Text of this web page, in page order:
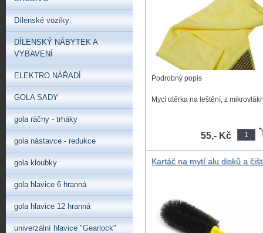
vlákna.prachovka z
Podrobný popis
Mycí utěrka na leštění, z
55,- Kč
Kartáč na mytí alu disků a
na mytí púduchú a alu kol
Dílenské vozíky
DÍLENSKÝ NÁBYTEK A
VYBAVENÍ
ELEKTRO NÁŘADÍ
GOLA SADY
gola ráčny - trháky
gola nástavce - redukce
gola kloubky
gola hlavice 6 hranná
gola hlavice 12 hranná
univerzální hlavice "Gearlock"